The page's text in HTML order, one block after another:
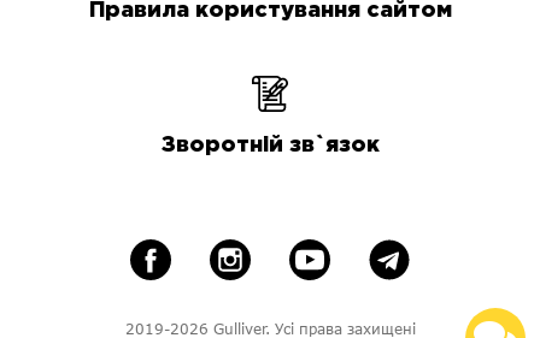
Правила користування сайтом
Зворотній зв`язок
2019-2026 Gulliver. Усі права захищені